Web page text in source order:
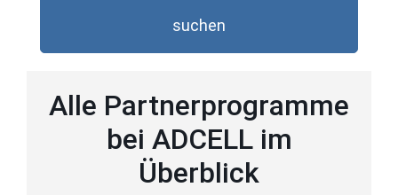
suchen
Alle Partnerprogramme
bei ADCELL im
Überblick